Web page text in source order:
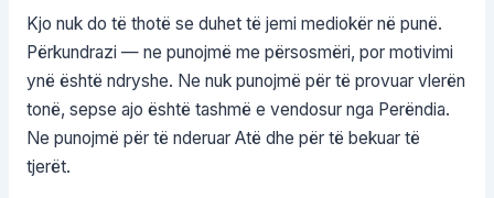
Kjo nuk do të thotë se duhet të jemi mediokër në punë.
Përkundrazi — ne punojmë me përsosmëri, por motivimi
ynë është ndryshe. Ne nuk punojmë për të provuar vlerën
tonë, sepse ajo është tashmë e vendosur nga Perëndia.
Ne punojmë për të nderuar Atë dhe për të bekuar të
tjerët.